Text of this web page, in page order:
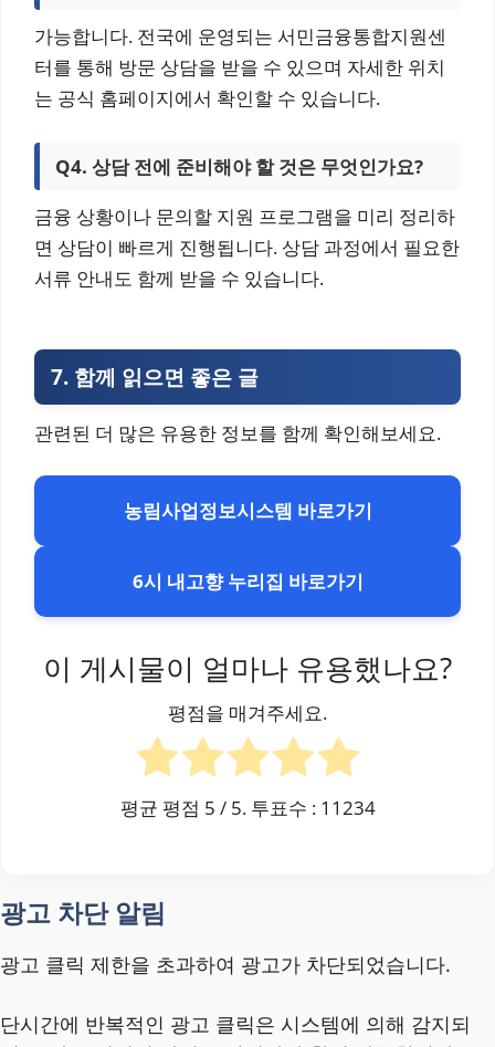
가능합니다. 전국에 운영되는 서민금융통합지원센
터를 통해 방문 상담을 받을 수 있으며 자세한 위치
는 공식 홈페이지에서 확인할 수 있습니다.
Q4. 상담 전에 준비해야 할 것은 무엇인가요?
금융 상황이나 문의할 지원 프로그램을 미리 정리하
면 상담이 빠르게 진행됩니다. 상담 과정에서 필요한
서류 안내도 함께 받을 수 있습니다.
7. 함께 읽으면 좋은 글
관련된 더 많은 유용한 정보를 함께 확인해보세요.
농림사업정보시스템 바로가기
6시 내고향 누리집 바로가기
이 게시물이 얼마나 유용했나요?
평점을 매겨주세요.
평균 평점 5 / 5. 투표수 : 11234
광고 차단 알림
광고 클릭 제한을 초과하여 광고가 차단되었습니다.
단시간에 반복적인 광고 클릭은 시스템에 의해 감지되